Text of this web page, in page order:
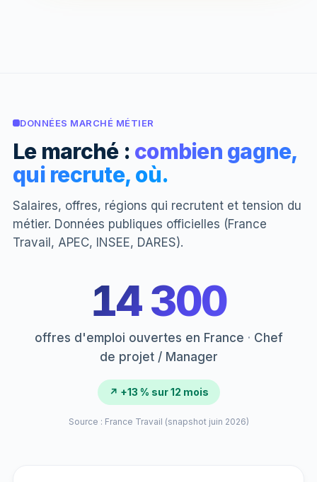
DONNÉES MARCHÉ MÉTIER
Le marché : combien gagne,
qui recrute, où.
Salaires, offres, régions qui recrutent et tension du
métier. Données publiques officielles (France
Travail, APEC, INSEE, DARES).
14 300
offres d'emploi ouvertes en France · Chef
de projet / Manager
↗ +13 % sur 12 mois
Source : France Travail (snapshot juin 2026)